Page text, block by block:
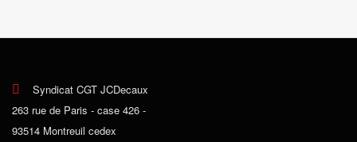
Syndicat CGT JCDecaux
263 rue de Paris - case 426 -
93514 Montreuil cedex